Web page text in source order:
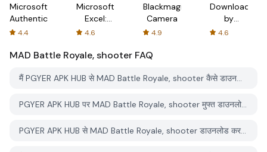
Microsoft
Authenticator
4.4
Microsoft
Excel:
Spreadsheets
4.6
Blackmagic
Camera
4.9
Downloader
by
AFTVnews
4.6
MAD Battle Royale, shooter FAQ
मैं PGYER APK HUB से MAD Battle Royale, shooter कैसे डाउनलोड करूं?
PGYER APK HUB पर MAD Battle Royale, shooter मुफ्त डाउनलोड करने के लिए है?
PGYER APK HUB से MAD Battle Royale, shooter डाउनलोड करने के लिए मुझे एक खाता चाहिए?